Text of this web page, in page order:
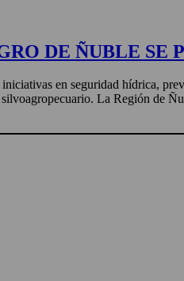
DE ÑUBLE SE
en seguridad hídrica,
La Región de